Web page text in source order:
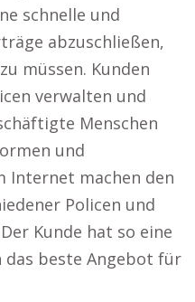
schnelle und
abzuschließen,
müssen. Kunden
verwalten und
Menschen
und
Internet machen den
Policen und
Kunde hat so eine
beste Angebot für